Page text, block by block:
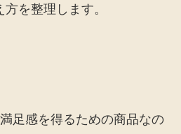
を整理します。
足感を得るための商品なの